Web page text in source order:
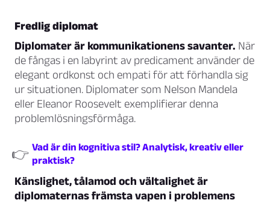
Fredlig diplomat
Diplomater är kommunikationens savanter. När
de fångas i en labyrint av predicament använder de
elegant ordkonst och empati för att förhandla sig
ur situationen. Diplomater som Nelson Mandela
eller Eleanor Roosevelt exemplifierar denna
problemlösningsförmåga.
👉 Vad är din kognitiva stil? Analytisk, kreativ eller
praktisk?
Känslighet, tålamod och vältalighet är
diplomaternas främsta vapen i problemens